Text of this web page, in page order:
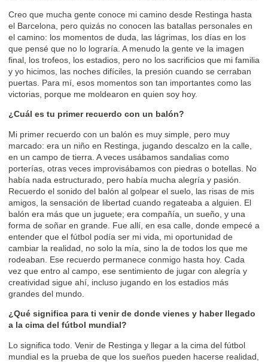
Creo que mucha gente conoce mi camino desde Restinga hasta
el Barcelona, pero quizás no conocen las batallas personales en
el camino: los momentos de duda, las lágrimas, los días en los
que pensé que no lo lograría. A menudo la gente ve la imagen
final, los trofeos, los estadios, pero no los sacrificios que mi familia
y yo hicimos, las noches difíciles, la presión cuando se cerraban
puertas. Para mí, esos momentos son tan importantes como las
victorias, porque me moldearon en quien soy hoy.
¿Cuál es tu primer recuerdo con un balón?
Mi primer recuerdo con un balón es muy simple, pero muy
marcado: era un niño en Restinga, jugando descalzo en la calle,
en un campo de tierra. A veces usábamos sandalias como
porterías, otras veces improvisábamos con piedras o botellas. No
había nada estructurado, pero había mucha alegría y pasión.
Recuerdo el sonido del balón al golpear el suelo, las risas de mis
amigos, la sensación de libertad cuando regateaba a alguien. El
balón era más que un juguete; era compañía, un sueño, y una
forma de soñar en grande. Fue allí, en esa calle, donde empecé a
entender que el fútbol podía ser mi vida, mi oportunidad de
cambiar la realidad, no solo la mía, sino la de todos los que me
rodeaban. Ese recuerdo permanece conmigo hasta hoy. Cada
vez que entro al campo, ese sentimiento de jugar con alegría y
creatividad sigue ahí, incluso jugando en los estadios más
grandes del mundo.
¿Qué significa para ti venir de donde vienes y haber llegado
a la cima del fútbol mundial?
Lo significa todo. Venir de Restinga y llegar a la cima del fútbol
mundial es la prueba de que los sueños pueden hacerse realidad,